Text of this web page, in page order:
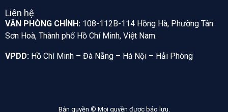
Liên hệ
VĂN PHÒNG CHÍNH: 108-112B-114 Hồng Hà, Phường Tân
Sơn Hoà, Thành phố Hồ Chí Minh, Việt Nam.
VPDD: Hồ Chí Minh – Đà Nẵng – Hà Nội – Hải Phòng
Bản quyền © Mọi quyền được bảo lưu.